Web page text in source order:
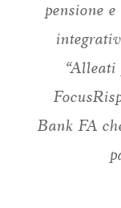
pensione
Bank FA